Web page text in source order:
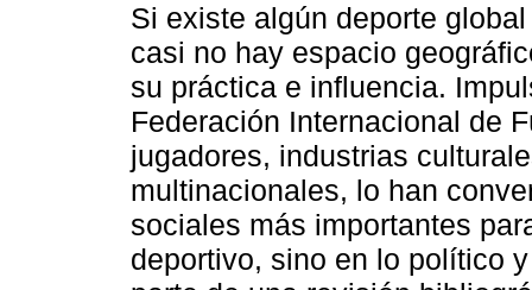
Si existe algún deporte
casi no hay espacio
su práctica e influencia.
Federación Internacional de
jugadores, industrias
multinacionales, lo han
sociales más importantes
deportivo, sino en lo político